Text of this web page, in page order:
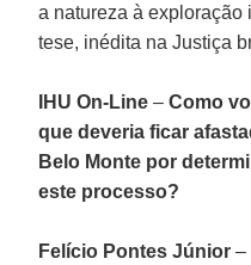
a natureza à exploração
tese, inédita na Justiça
IHU On-Line– Como
que deveria ficar
Belo Monte por
este processo?
Felício Pontes Júnior–